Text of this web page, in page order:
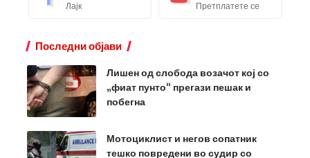
Лајк Претплатете се
Последни објави
Лишен од слобода возачот кој со
„фиат пунто“ прегази пешак и
побегна
Мотоциклист и негов сопатник
тешко повредени во судир со